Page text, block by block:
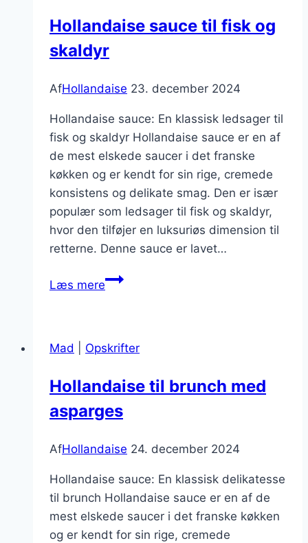
Hollandaise sauce til fisk og
skaldyr
AfHollandaise 23. december 2024
Hollandaise sauce: En klassisk ledsager til
fisk og skaldyr Hollandaise sauce er en af
de mest elskede saucer i det franske
køkken og er kendt for sin rige, cremede
konsistens og delikate smag. Den er især
populær som ledsager til fisk og skaldyr,
hvor den tilføjer en luksuriøs dimension til
retterne. Denne sauce er lavet…
Læs mereHollandaise
og
Mad Opskrifter
Hollandaise til brunch med
asparges
AfHollandaise 24. december 2024
Hollandaise sauce: En klassisk delikatesse
til brunch Hollandaise sauce er en af de
mest elskede saucer i det franske køkken
og er kendt for sin rige, cremede